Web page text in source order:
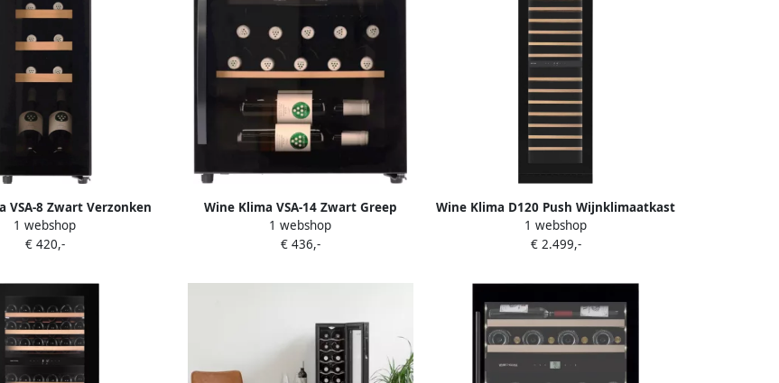
VSA-8 Zwart Verzonken
Vrijstaand 8
flessen 1 zone
1 webshop
€ 420,-
Wine Klima VSA-14 Zwart Greep
Wijnklimaatkast Vrijstaand 14 flessen
1 zone
1 webshop
€ 436,-
Wine Klima D120 Push Wijnklimaatkast
vrijstaand tussenbouw 2 Zones 120
flessen
1 webshop
€ 2.499,-